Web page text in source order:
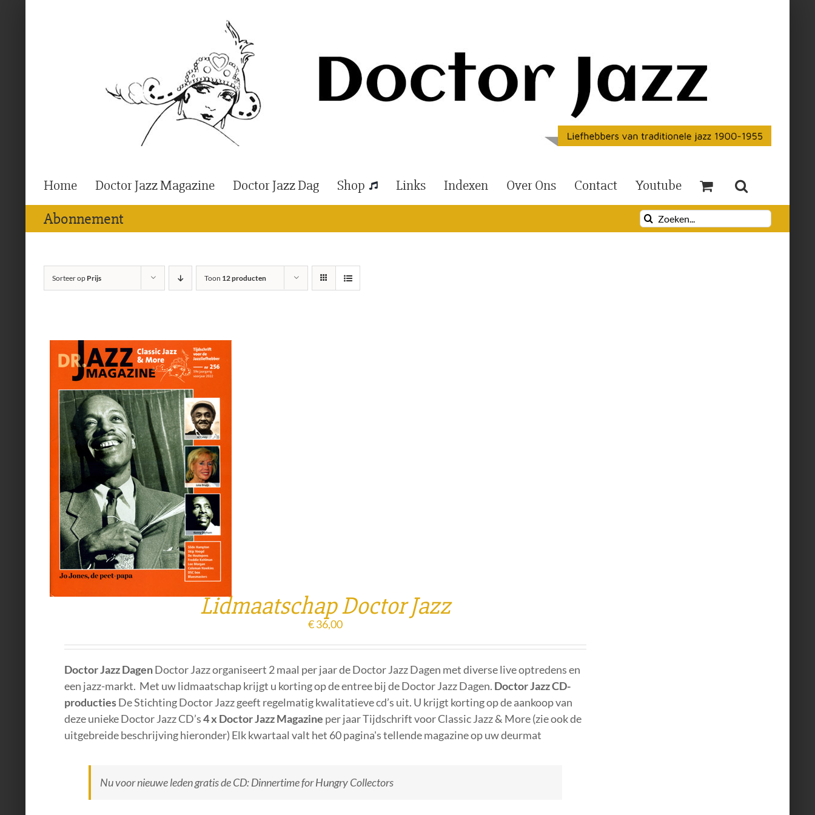
Home Doctor Jazz Magazine Doctor Jazz Dag Shop Links Indexen Over Ons Contact Youtube
Abonnement
Zoeken
naar:
Sorteer op Prijs Toon 12 producten
Lidmaatschap Doctor Jazz
€36,00
Doctor Jazz DagenDoctor Jazz organiseert 2 maal per jaar de Doctor Jazz Dagen met diverse live optredens en
een jazz-markt. Met uw lidmaatschap krijgt u korting op de entree bij de Doctor Jazz Dagen. Doctor Jazz CD-
productiesDe Stichting Doctor Jazz geeft regelmatig kwalitatieve cd’s uit. U krijgt korting op de aankoop van
deze unieke Doctor Jazz CD’s4 x Doctor Jazz Magazine per jaar Tijdschrift voor Classic Jazz & More (zie ook de
uitgebreide beschrijving hieronder) Elk kwartaal valt het 60 pagina's tellende magazine op uw deurmat
Nu voor nieuwe leden gratis de CD: Dinnertime for Hungry Collectors